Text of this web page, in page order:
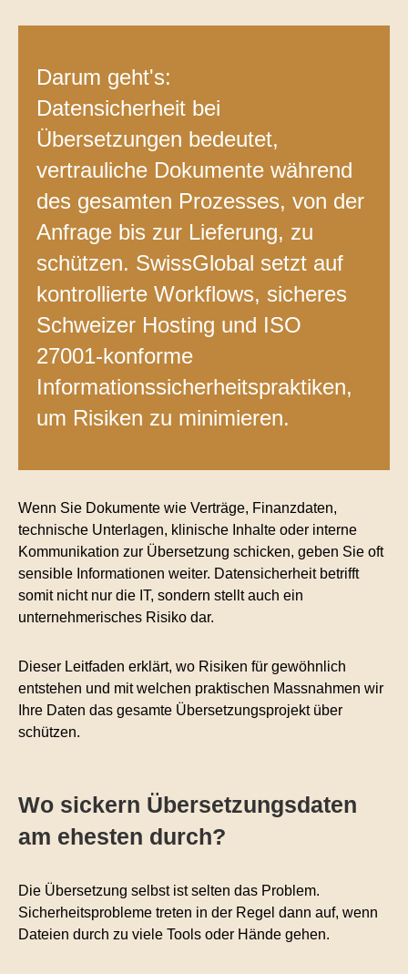
Übersetzungen im Bereich Rohstoffe und
Energie
Darum geht's:
Datensicherheit bei
Übersetzungen bedeutet,
vertrauliche Dokumente während
des gesamten Prozesses, von der
Anfrage bis zur Lieferung, zu
schützen. SwissGlobal setzt auf
kontrollierte Workflows, sicheres
Schweizer Hosting und ISO
27001-konforme
Informationssicherheitspraktiken,
um Risiken zu minimieren.
Wenn Sie Dokumente wie Verträge, Finanzdaten,
technische Unterlagen, klinische Inhalte oder interne
Kommunikation zur Übersetzung schicken, geben Sie oft
sensible Informationen weiter. Datensicherheit betrifft
somit nicht nur die IT, sondern stellt auch ein
unternehmerisches Risiko dar.
Dieser Leitfaden erklärt, wo Risiken für gewöhnlich
entstehen und mit welchen praktischen Massnahmen wir
Ihre Daten das gesamte Übersetzungsprojekt über
schützen.
Wo sickern Übersetzungsdaten
am ehesten durch?
Die Übersetzung selbst ist selten das Problem.
Sicherheitsprobleme treten in der Regel dann auf, wenn
Dateien durch zu viele Tools oder Hände gehen.